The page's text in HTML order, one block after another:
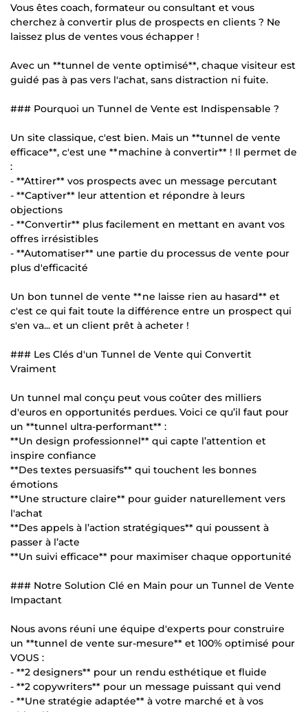
Vous êtes coach, formateur ou consultant et vous
cherchez à convertir plus de prospects en clients ? Ne
laissez plus de ventes vous échapper !
Avec un **tunnel de vente optimisé**, chaque visiteur est
guidé pas à pas vers l'achat, sans distraction ni fuite.
### Pourquoi un Tunnel de Vente est Indispensable ?
Un site classique, c'est bien. Mais un **tunnel de vente
efficace**, c'est une **machine à convertir** ! Il permet de
:
- **Attirer** vos prospects avec un message percutant
- **Captiver** leur attention et répondre à leurs
objections
- **Convertir** plus facilement en mettant en avant vos
offres irrésistibles
- **Automatiser** une partie du processus de vente pour
plus d'efficacité
Un bon tunnel de vente **ne laisse rien au hasard** et
c'est ce qui fait toute la différence entre un prospect qui
s'en va... et un client prêt à acheter !
### Les Clés d'un Tunnel de Vente qui Convertit
Vraiment
Un tunnel mal conçu peut vous coûter des milliers
d'euros en opportunités perdues. Voici ce qu’il faut pour
un **tunnel ultra-performant** :
**Un design professionnel** qui capte l’attention et
inspire confiance
**Des textes persuasifs** qui touchent les bonnes
émotions
**Une structure claire** pour guider naturellement vers
l'achat
**Des appels à l’action stratégiques** qui poussent à
passer à l’acte
**Un suivi efficace** pour maximiser chaque opportunité
### Notre Solution Clé en Main pour un Tunnel de Vente
Impactant
Nous avons réuni une équipe d'experts pour construire
un **tunnel de vente sur-mesure** et 100% optimisé pour
VOUS :
- **2 designers** pour un rendu esthétique et fluide
- **2 copywriters** pour un message puissant qui vend
- **Une stratégie adaptée** à votre marché et à vos